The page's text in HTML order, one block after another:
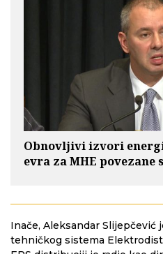
Obnovljivi izvori
evra za MHE povezane
Inače, Aleksandar Slijepčević
tehničkog sistema